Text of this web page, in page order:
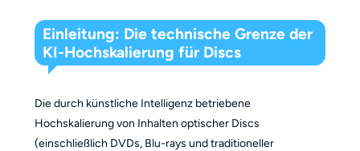
Einleitung: Die technische Grenze der
KI-Hochskalierung für Discs
Die durch künstliche Intelligenz betriebene
Hochskalierung von Inhalten optischer Discs
(einschließlich DVDs, Blu-rays und traditioneller